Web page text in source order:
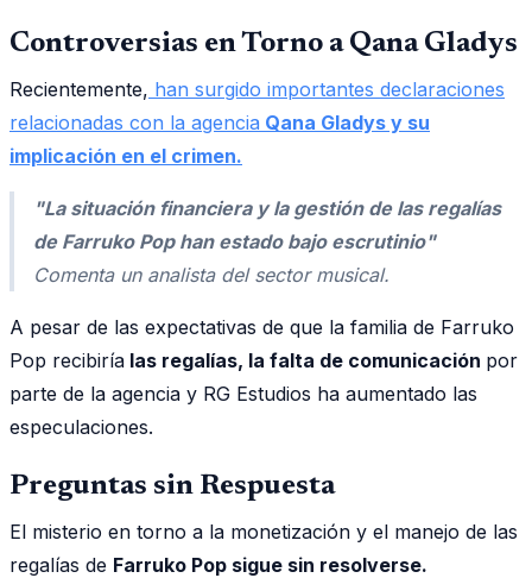
Controversias en Torno a Qana Gladys
Recientemente, han surgido importantes declaraciones
relacionadas con la agencia Qana Gladys y su
implicación en el crimen.
"La situación financiera y la gestión de las regalías
de Farruko Pop han estado bajo escrutinio"
Comenta un analista del sector musical.
A pesar de las expectativas de que la familia de Farruko
Pop recibiría las regalías, la falta de comunicación por
parte de la agencia y RG Estudios ha aumentado las
especulaciones.
Preguntas sin Respuesta
El misterio en torno a la monetización y el manejo de las
regalías de Farruko Pop sigue sin resolverse.